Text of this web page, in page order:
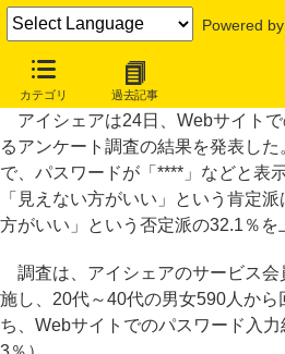
Powered by
カテゴリ 過去記事
パスワードの「****」表示、「見えない方
アイシェアは24日、Webサイト
るアンケート調査の結果を発表し
で、パスワードが「****」などと表
「見えない方がいい」という肯定
方がいい」という否定派の32.1％を
調査は、アイシェアのサービス会
施し、20代～40代の男女590人から
ち、Webサイトでのパスワード入